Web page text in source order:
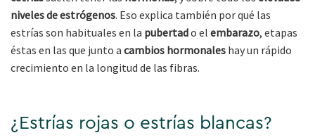
niveles de estrógenos. Eso explica también por qué las
estrías son habituales en la pubertado el embarazo, etapas
éstas en las que junto a cambios hormonales hay un rápido
crecimiento en la longitud de las fibras.
¿Estrías rojas o estrías blancas?